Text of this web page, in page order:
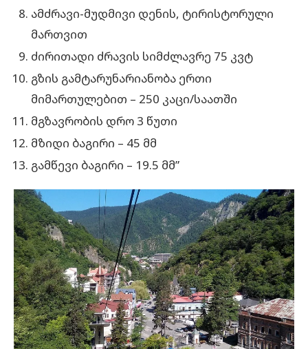
ამძრავი-მუდმივი დენის, ტირისტორული
მართვით
ძირითადი ძრავის სიმძლავრე 75 კვტ
გზის გამტარუნარიანობა ერთი
მიმართულებით – 250 კაცი/საათში
მგზავრობის დრო 3 წუთი
მზიდი ბაგირი – 45 მმ
გამწევი ბაგირი – 19.5 მმ”